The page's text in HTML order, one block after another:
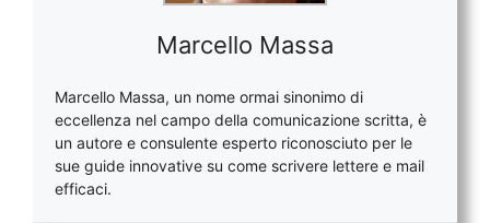
Marcello Massa
Marcello Massa, un nome ormai sinonimo di
eccellenza nel campo della comunicazione scritta, è
un autore e consulente esperto riconosciuto per le
sue guide innovative su come scrivere lettere e mail
efficaci.